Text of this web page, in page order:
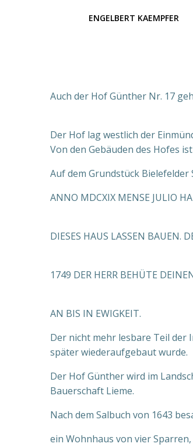
ENGELBERT KAEMPFER
Auch der Hof Günther Nr. 17
Der Hof lag westlich der
Von den Gebäuden des Hofes
Auf dem Grundstück Bielefelder
ANNO MDCXIX MENSE JULIO
DIESES HAUS LASSEN BAUEN.
1749 DER HERR BEHÜTE
AN BIS IN EWIGKEIT.
Der nicht mehr lesbare Teil der
später wiederaufgebaut wurde.
Der Hof Günther wird im
Bauerschaft Lieme.
Nach dem Salbuch von 1643
ein Wohnhaus von vier Sparren,